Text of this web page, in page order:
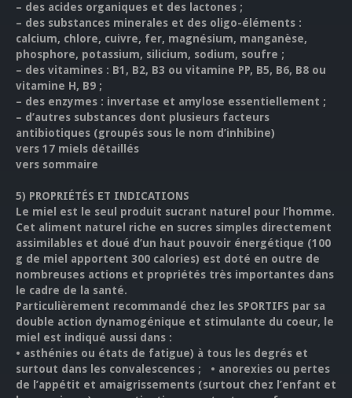
– des acides organiques et des lactones ;
– des substances minerales et des oligo-éléments :
calcium, chlore, cuivre, fer, magnésium, manganèse,
phosphore, potassium, silicium, sodium, soufre ;
– des vitamines : B1, B2, B3 ou vitamine PP, B5, B6, B8 ou
vitamine H, B9 ;
– des enzymes : invertase et amylose essentiellement ;
– d’autres substances dont plusieurs facteurs
antibiotiques (groupés sous le nom d’inhibine)
vers 17 miels détaillés
vers sommaire
5) PROPRIÉTÉS ET INDICATIONS
Le miel est le seul produit sucrant naturel pour l’homme.
Cet aliment naturel riche en sucres simples directement
assimilables et doué d’un haut pouvoir énergétique (100
g de miel apportent 300 calories) est doté en outre de
nombreuses actions et propriétés très importantes dans
le cadre de la santé.
Particulièrement recommandé chez les SPORTIFS par sa
double action dynamogénique et stimulante du coeur, le
miel est indiqué aussi dans :
• asthénies ou états de fatigue) à tous les degrés et
surtout dans les convalescences ; • anorexies ou pertes
de l’appétit et amaigrissements (surtout chez l’enfant et